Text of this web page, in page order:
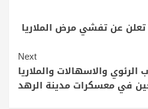
عن تفشي مرض الملاريا
Next
الرئوي والاسهالات والملاريا
في معسكرات مدينة الرهد